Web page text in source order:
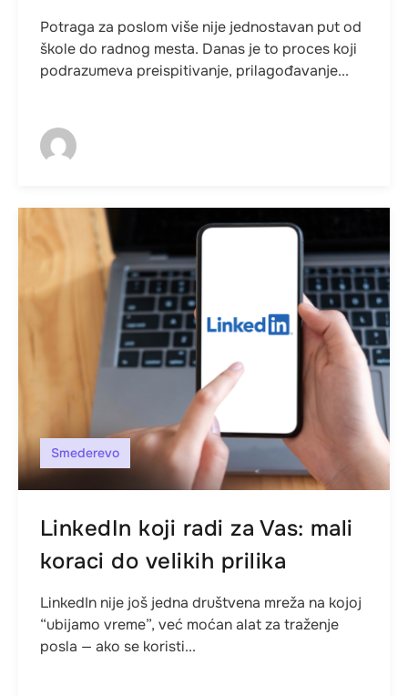
Potraga za poslom više nije jednostavan put od
škole do radnog mesta. Danas je to proces koji
podrazumeva preispitivanje, prilagođavanje...
Smederevo
LinkedIn koji radi za Vas: mali
koraci do velikih prilika
LinkedIn nije još jedna društvena mreža na kojoj
“ubijamo vreme”, već moćan alat za traženje
posla — ako se koristi...